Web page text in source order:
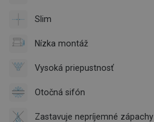
Slim
Nízka montáž
Vysoká priepustnosť
Otočná sifón
Zastavuje nepríjemné zápachy